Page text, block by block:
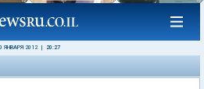
ЯНВАРЯ 2012 20:27